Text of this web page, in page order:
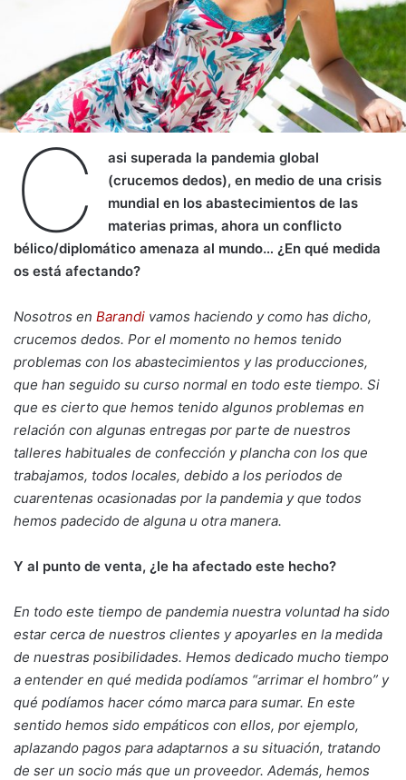
C
asi superada la pandemia global
(crucemos dedos), en medio de una crisis
mundial en los abastecimientos de las
materias primas, ahora un conflicto
bélico/diplomático amenaza al mundo… ¿En qué medida
os está afectando?
Nosotros en Barandi vamos haciendo y como has dicho,
crucemos dedos. Por el momento no hemos tenido
problemas con los abastecimientos y las producciones,
que han seguido su curso normal en todo este tiempo. Si
que es cierto que hemos tenido algunos problemas en
relación con algunas entregas por parte de nuestros
talleres habituales de confección y plancha con los que
trabajamos, todos locales, debido a los periodos de
cuarentenas ocasionadas por la pandemia y que todos
hemos padecido de alguna u otra manera.
Y al punto de venta, ¿le ha afectado este hecho?
En todo este tiempo de pandemia nuestra voluntad ha sido
estar cerca de nuestros clientes y apoyarles en la medida
de nuestras posibilidades. Hemos dedicado mucho tiempo
a entender en qué medida podíamos “arrimar el hombro” y
qué podíamos hacer cómo marca para sumar. En este
sentido hemos sido empáticos con ellos, por ejemplo,
aplazando pagos para adaptarnos a su situación, tratando
de ser un socio más que un proveedor. Además, hemos